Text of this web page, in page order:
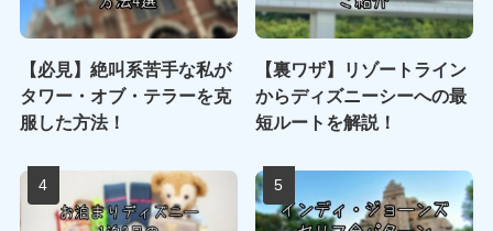
【必見】絶叫系苦手な私が
タワー・オブ・テラーを克
服した方法！
【裏ワザ】リゾートライン
からディズニーシーへの最
短ルートを解説！